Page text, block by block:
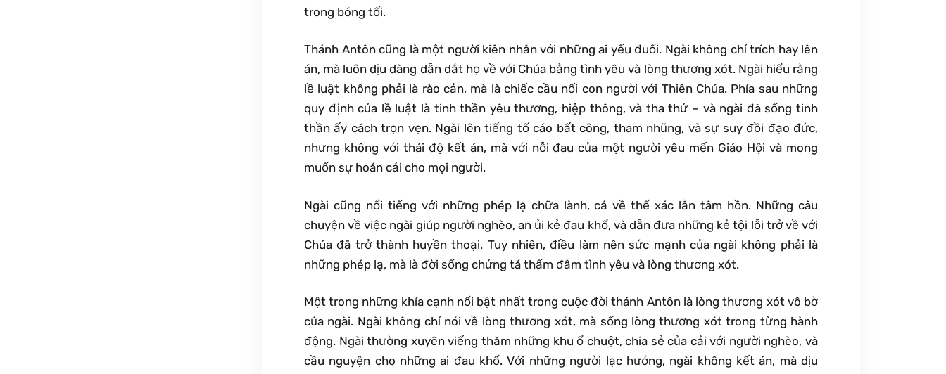
trong bóng tối.
Thánh Antôn cũng là một người kiên nhẫn với những ai yếu đuối. Ngài không chỉ trích hay lên
án, mà luôn dịu dàng dẫn dắt họ về với Chúa bằng tình yêu và lòng thương xót. Ngài hiểu rằng
lề luật không phải là rào cản, mà là chiếc cầu nối con người với Thiên Chúa. Phía sau những
quy định của lề luật là tinh thần yêu thương, hiệp thông, và tha thứ – và ngài đã sống tinh
thần ấy cách trọn vẹn. Ngài lên tiếng tố cáo bất công, tham nhũng, và sự suy đồi đạo đức,
nhưng không với thái độ kết án, mà với nỗi đau của một người yêu mến Giáo Hội và mong
muốn sự hoán cải cho mọi người.
Ngài cũng nổi tiếng với những phép lạ chữa lành, cả về thể xác lẫn tâm hồn. Những câu
chuyện về việc ngài giúp người nghèo, an ủi kẻ đau khổ, và dẫn đưa những kẻ tội lỗi trở về với
Chúa đã trở thành huyền thoại. Tuy nhiên, điều làm nên sức mạnh của ngài không phải là
những phép lạ, mà là đời sống chứng tá thấm đẫm tình yêu và lòng thương xót.
Một trong những khía cạnh nổi bật nhất trong cuộc đời thánh Antôn là lòng thương xót vô bờ
của ngài. Ngài không chỉ nói về lòng thương xót, mà sống lòng thương xót trong từng hành
động. Ngài thường xuyên viếng thăm những khu ổ chuột, chia sẻ của cải với người nghèo, và
cầu nguyện cho những ai đau khổ. Với những người lạc hướng, ngài không kết án, mà dịu